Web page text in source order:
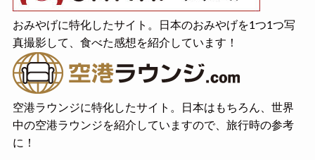
おみやげに特化したサイト。日本のおみやげを1つ1つ写
真撮影して、食べた感想を紹介しています！
空港ラウンジに特化したサイト。日本はもちろん、世界
中の空港ラウンジを紹介していますので、旅行時の参考
に！